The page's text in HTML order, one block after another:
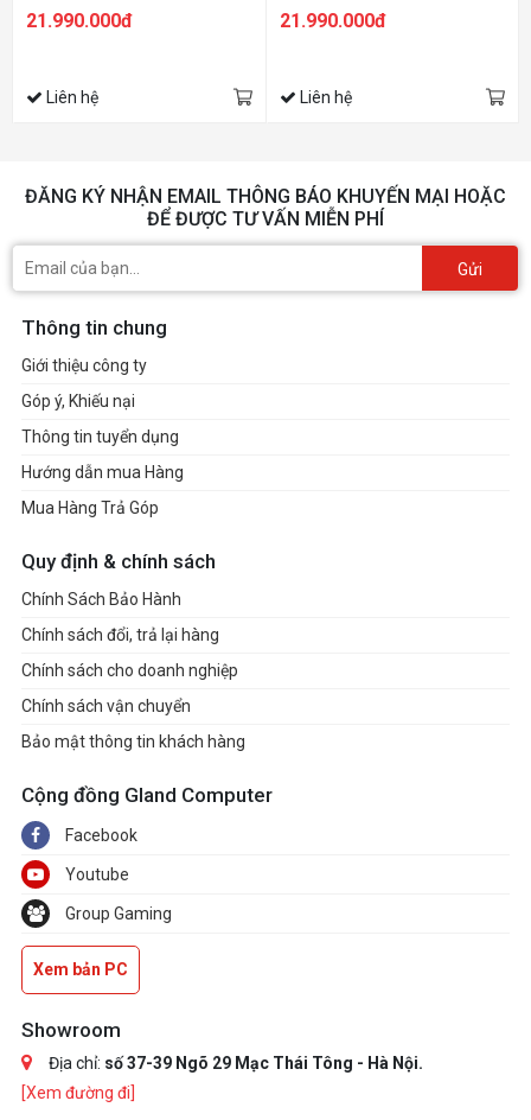
21.990.000đ
Liên hệ
21.990.000đ
Liên hệ
ĐĂNG KÝ NHẬN EMAIL THÔNG BÁO KHUYẾN MẠI HOẶC
ĐỂ ĐƯỢC TƯ VẤN MIỄN PHÍ
Gửi
Thông tin chung
Giới thiệu công ty
Góp ý, Khiếu nại
Thông tin tuyển dụng
Hướng dẫn mua Hàng
Mua Hàng Trả Góp
Quy định & chính sách
Chính Sách Bảo Hành
Chính sách đổi, trả lại hàng
Chính sách cho doanh nghiệp
Chính sách vận chuyển
Bảo mật thông tin khách hàng
Cộng đồng Gland Computer
Facebook
Youtube
Group Gaming
Xem bản PC
Showroom
Địa chỉ: số 37-39 Ngõ 29 Mạc Thái Tông - Hà Nội.
[Xem đường đi]